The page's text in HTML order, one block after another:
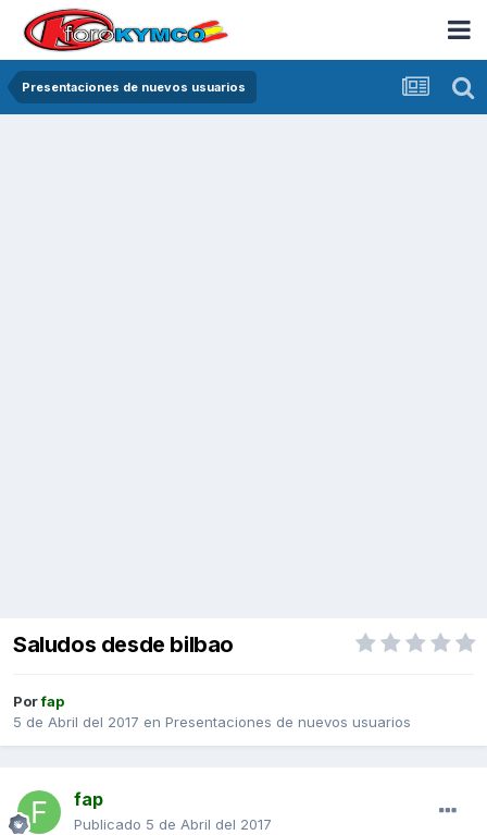
Presentaciones de nuevos usuarios
Saludos desde bilbao
Porfap
5 de Abril del 2017 en Presentaciones de nuevos usuarios
fap
Publicado 5 de Abril del 2017